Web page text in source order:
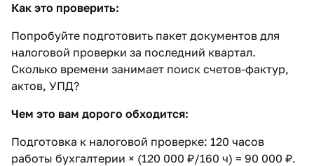
Как это проверить:
Попробуйте подготовить пакет документов для
налоговой проверки за последний квартал.
Сколько времени занимает поиск счетов-фактур,
актов, УПД?
Чем это вам дорого обходится:
Подготовка к налоговой проверке: 120 часов
работы бухгалтерии × (120 000 ₽/160 ч) = 90 000 ₽.